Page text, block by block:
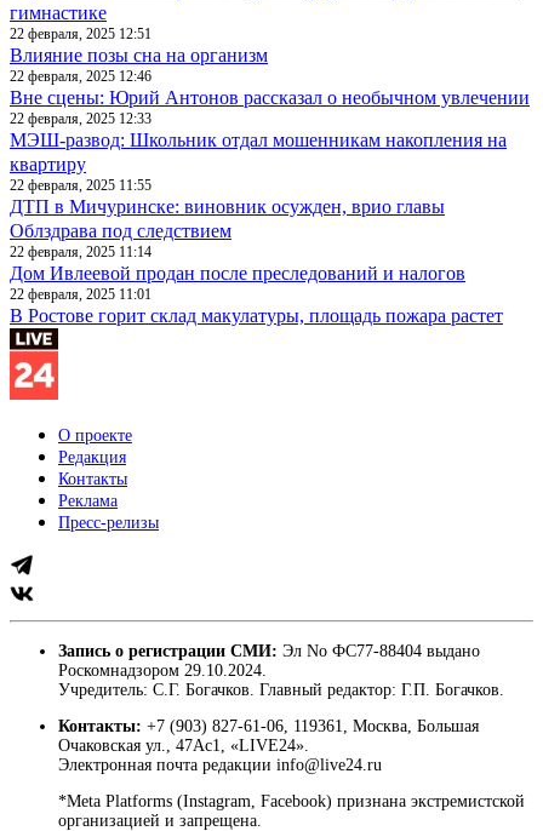
гимнастике
22 февраля, 2025 12:51
Влияние позы сна на организм
22 февраля, 2025 12:46
Вне сцены: Юрий Антонов рассказал о необычном увлечении
22 февраля, 2025 12:33
МЭШ-развод: Школьник отдал мошенникам накопления на
квартиру
22 февраля, 2025 11:55
ДТП в Мичуринске: виновник осужден, врио главы
Облздрава под следствием
22 февраля, 2025 11:14
Дом Ивлеевой продан после преследований и налогов
22 февраля, 2025 11:01
В Ростове горит склад макулатуры, площадь пожара растет
О проекте
Редакция
Контакты
Реклама
Пресс-релизы
Запись о регистрации СМИ: Эл No ФС77-88404 выдано
Роскомнадзором 29.10.2024.
Учредитель: С.Г. Богачков. Главный редактор: Г.П. Богачков.
Контакты: +7 (903) 827-61-06, 119361, Москва, Большая
Очаковская ул., 47Ас1, «LIVE24».
Электронная почта редакции info@live24.ru
*Meta Platforms (Instagram, Facebook) признана экстремистской
организацией и запрещена.